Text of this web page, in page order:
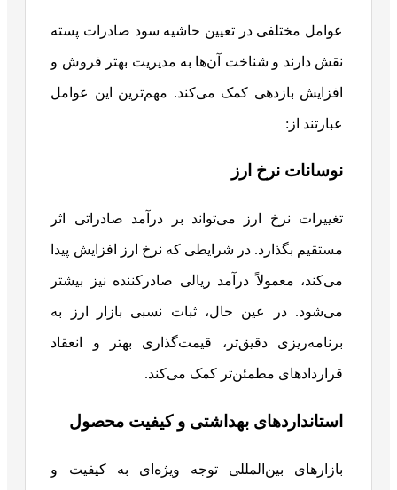
عوامل مختلفی در تعیین حاشیه سود صادرات پسته
نقش دارند و شناخت آن‌ها به مدیریت بهتر فروش و
افزایش بازدهی کمک می‌کند. مهم‌ترین این عوامل
عبارتند از:
نوسانات نرخ ارز
تغییرات نرخ ارز می‌تواند بر درآمد صادراتی اثر
مستقیم بگذارد. در شرایطی که نرخ ارز افزایش پیدا
می‌کند، معمولاً درآمد ریالی صادرکننده نیز بیشتر
می‌شود. در عین حال، ثبات نسبی بازار ارز به
برنامه‌ریزی دقیق‌تر، قیمت‌گذاری بهتر و انعقاد
قراردادهای مطمئن‌تر کمک می‌کند.
استانداردهای بهداشتی و کیفیت محصول
بازارهای بین‌المللی توجه ویژه‌ای به کیفیت و